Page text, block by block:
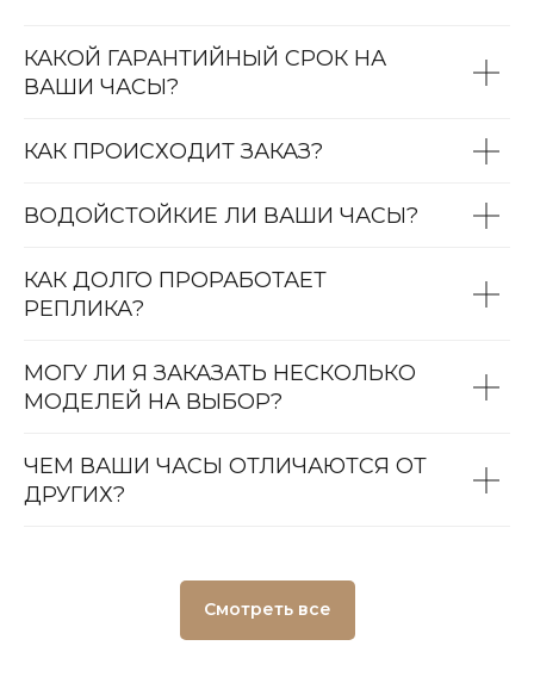
КАКОЙ ГАРАНТИЙНЫЙ СРОК НА
ВАШИ ЧАСЫ?
КАК ПРОИСХОДИТ ЗАКАЗ?
ВОДОЙСТОЙКИЕ ЛИ ВАШИ ЧАСЫ?
КАК ДОЛГО ПРОРАБОТАЕТ
РЕПЛИКА?
МОГУ ЛИ Я ЗАКАЗАТЬ НЕСКОЛЬКО
МОДЕЛЕЙ НА ВЫБОР?
ЧЕМ ВАШИ ЧАСЫ ОТЛИЧАЮТСЯ ОТ
ДРУГИХ?
Смотреть все